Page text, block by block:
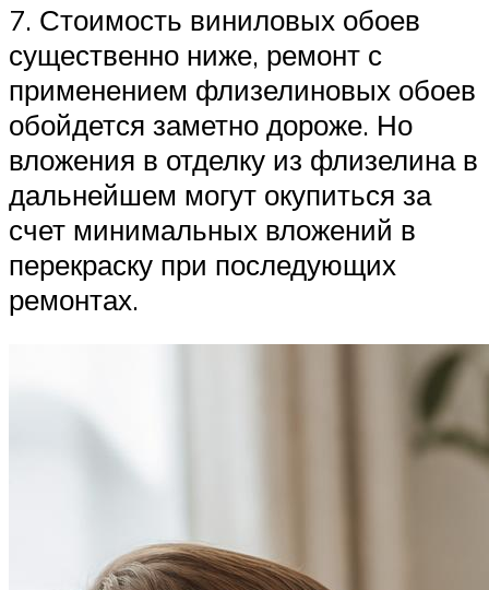
7. Стоимость виниловых обоев
существенно ниже, ремонт с
применением флизелиновых обоев
обойдется заметно дороже. Но
вложения в отделку из флизелина в
дальнейшем могут окупиться за
счет минимальных вложений в
перекраску при последующих
ремонтах.